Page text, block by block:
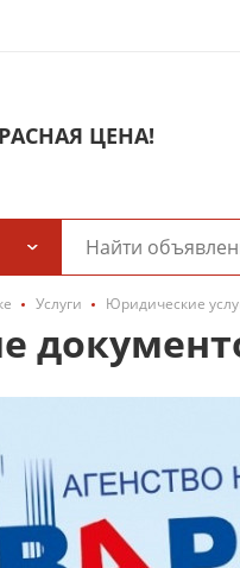
ЦЕНА!
Услуги Юридические